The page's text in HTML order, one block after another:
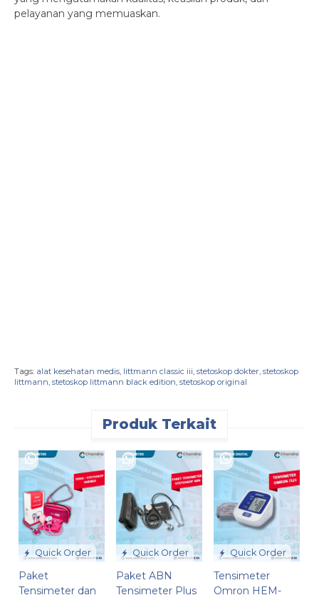
pelayanan yang memuaskan.
Tags: alat kesehatan medis littmann classic iii stetoskop dokter stetoskop
littmann stetoskop littmann black edition stetoskop original
Produk Terkait
Quick Order
Paket
Tensimeter dan
Quick Order
Paket ABN
Tensimeter Plus
Quick Order
Tensimeter
Omron HEM-